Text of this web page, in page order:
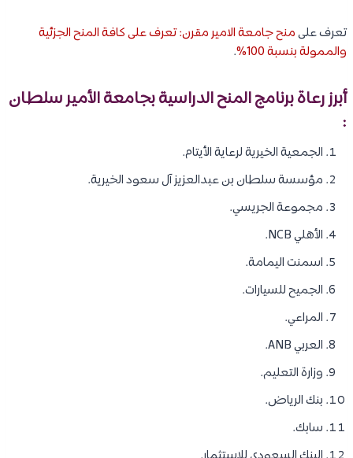
تعرف علىمنح جامعة الامير مقرن: تعرف على كافة المنح الجزئية
والممولة بنسبة 100%
.
أبرز رعاة برنامج المنح الدراسية بجامعة الأمير سلطان
:
الجمعية الخيرية لرعاية الأيتام.
مؤسسة سلطان بن عبدالعزيز آل سعود الخيرية.
مجموعة الجريسي.
الأهلي NCB.
اسمنت اليمامة.
الجميح للسيارات.
المراعي.
العربي ANB.
وزارة التعليم.
بنك الرياض.
سابك.